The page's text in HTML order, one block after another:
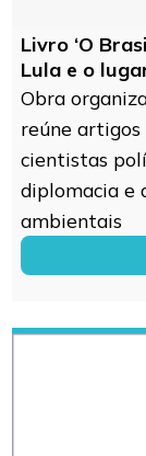
Livro ‘O
Lula e o
Obra
reúne artigos
cientistas
diplomacia e
ambientais